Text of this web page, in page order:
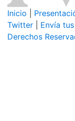
Inicio
Twitter
Envía
Derechos